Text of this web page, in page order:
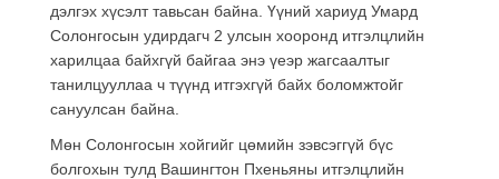
дэлгэх хүсэлт тавьсан байна. Үүний хариуд Умард
Солонгосын удирдагч 2 улсын хооронд итгэлцлийн
харилцаа байхгүй байгаа энэ үеэр жагсаалтыг
танилцууллаа ч түүнд итгэхгүй байх боломжтойг
сануулсан байна.
Мөн Солонгосын хойгийг цөмийн зэвсэггүй бүс
болгохын тулд Вашингтон Пхеньяны итгэлцлийн